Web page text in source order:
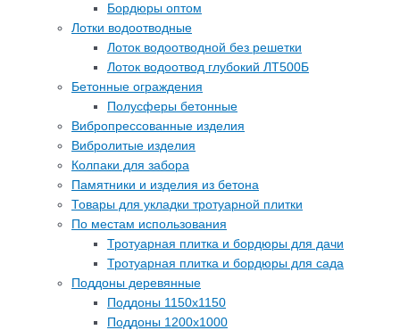
Бордюры оптом
Лотки водоотводные
Лоток водоотводной без решетки
Лоток водоотвод глубокий ЛТ500Б
Бетонные ограждения
Полусферы бетонные
Вибропрессованные изделия
Вибролитые изделия
Колпаки для забора
Памятники и изделия из бетона
Товары для укладки тротуарной плитки
По местам использования
Тротуарная плитка и бордюры для дачи
Тротуарная плитка и бордюры для сада
Поддоны деревянные
Поддоны 1150х1150
Поддоны 1200х1000